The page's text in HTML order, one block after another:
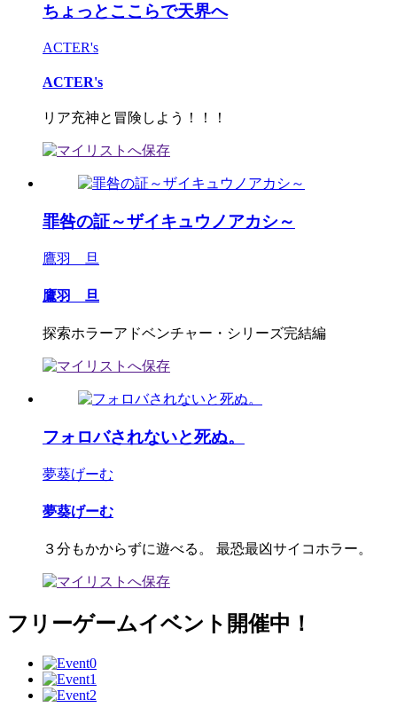
ちょっとここらで天界へ
ACTER's
ACTER's
リア充神と冒険しよう！！！
罪咎の証～ザイキュウノアカシ～
鷹羽 旦
鷹羽 旦
探索ホラーアドベンチャー・シリーズ完結編
フォロバされないと死ぬ。
夢葵げーむ
夢葵げーむ
３分もかからずに遊べる。 最恐最凶サイコホラー。
フリーゲームイベント開催中！